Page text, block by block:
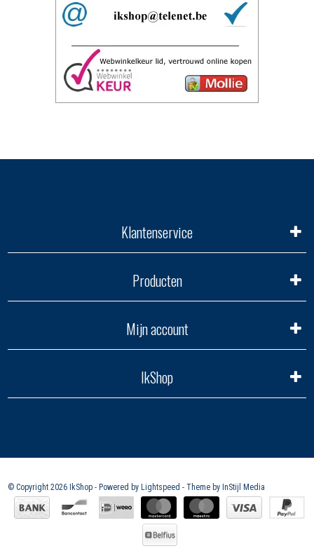
Klantenservice
Producten
Mijn account
IkShop
© Copyright 2026 IkShop - Powered by Lightspeed - Theme by InStijl Media